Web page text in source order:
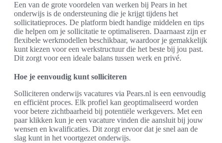
Een van de grote voordelen van werken bij Pears in het
onderwijs is de ondersteuning die je krijgt tijdens het
sollicitatieproces. De platform biedt handige middelen en tips
die helpen om je sollicitatie te optimaliseren. Daarnaast zijn er
flexibele werkmodellen beschikbaar, waardoor je gemakkelijk
kunt kiezen voor een werkstructuur die het beste bij jou past.
Dit zorgt voor een ideale balans tussen werk en privé.
Hoe je eenvoudig kunt solliciteren
Solliciteren onderwijs vacatures via Pears.nl is een eenvoudig
en efficiënt proces. Elk profiel kan geoptimaliseerd worden
voor betere zichtbaarheid bij potentiële werkgevers. Met een
paar klikken kun je een vacature vinden die aansluit bij jouw
wensen en kwalificaties. Dit zorgt ervoor dat je snel aan de
slag kunt in het voortgezet onderwijs.